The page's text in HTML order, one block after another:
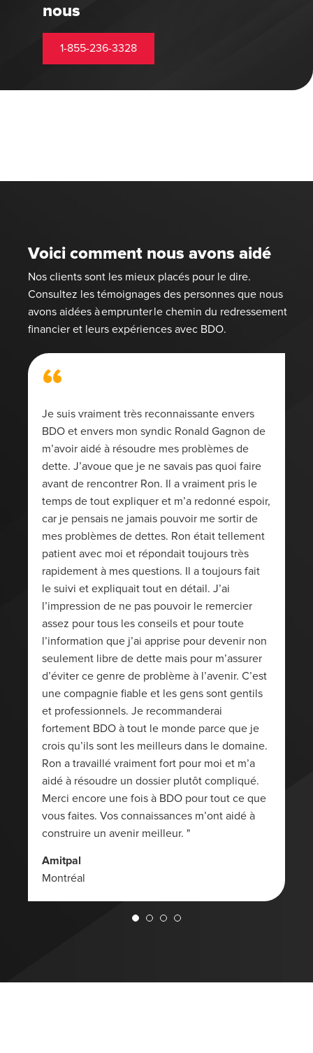
nous
1-855-236-3328
Voici comment nous avons aidé
Nos clients sont les mieux placés pour le dire.
Consultez les témoignages des personnes que nous
avons aidées à emprunter le chemin du redressement
financier et leurs expériences avec BDO.
“
Je suis vraiment très reconnaissante envers
BDO et envers mon syndic Ronald Gagnon de
m’avoir aidé à résoudre mes problèmes de
dette. J’avoue que je ne savais pas quoi faire
avant de rencontrer Ron. Il a vraiment pris le
temps de tout expliquer et m’a redonné espoir,
car je pensais ne jamais pouvoir me sortir de
mes problèmes de dettes. Ron était tellement
patient avec moi et répondait toujours très
rapidement à mes questions. Il a toujours fait
le suivi et expliquait tout en détail. J’ai
l’impression de ne pas pouvoir le remercier
assez pour tous les conseils et pour toute
l’information que j’ai apprise pour devenir non
seulement libre de dette mais pour m’assurer
d’éviter ce genre de problème à l’avenir. C’est
une compagnie fiable et les gens sont gentils
et professionnels. Je recommanderai
fortement BDO à tout le monde parce que je
crois qu’ils sont les meilleurs dans le domaine.
Ron a travaillé vraiment fort pour moi et m’a
aidé à résoudre un dossier plutôt compliqué.
Merci encore une fois à BDO pour tout ce que
vous faites. Vos connaissances m’ont aidé à
construire un avenir meilleur. "
Amitpal
Montréal